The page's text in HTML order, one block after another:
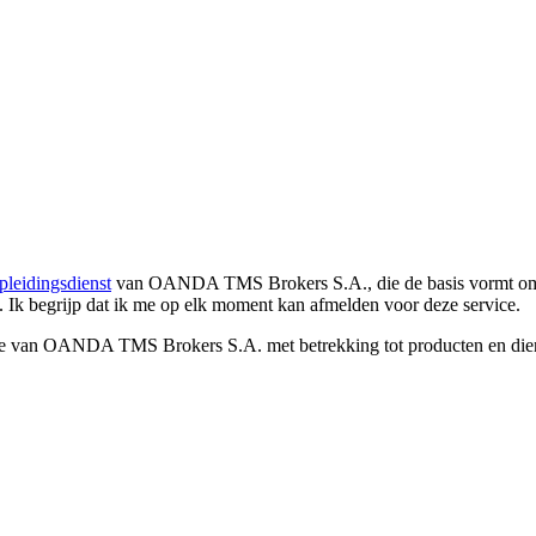
van OANDA TMS Brokers S.A., die de basis vormt
Ik begrijp dat ik me op elk moment kan afmelden voor deze service.
OANDA TMS Brokers S.A. met betrekking tot producten en